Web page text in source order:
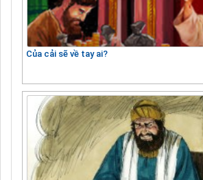
Của cải sẽ về tay ai?